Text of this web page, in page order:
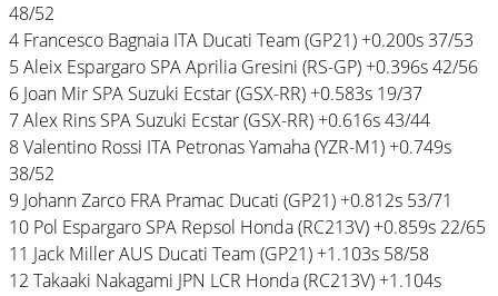
48/52
4 Francesco Bagnaia ITA Ducati Team (GP21) +0.200s 37/53
5 Aleix Espargaro SPA Aprilia Gresini (RS-GP) +0.396s 42/56
6 Joan Mir SPA Suzuki Ecstar (GSX-RR) +0.583s 19/37
7 Alex Rins SPA Suzuki Ecstar (GSX-RR) +0.616s 43/44
8 Valentino Rossi ITA Petronas Yamaha (YZR-M1) +0.749s
38/52
9 Johann Zarco FRA Pramac Ducati (GP21) +0.812s 53/71
10 Pol Espargaro SPA Repsol Honda (RC213V) +0.859s 22/65
11 Jack Miller AUS Ducati Team (GP21) +1.103s 58/58
12 Takaaki Nakagami JPN LCR Honda (RC213V) +1.104s